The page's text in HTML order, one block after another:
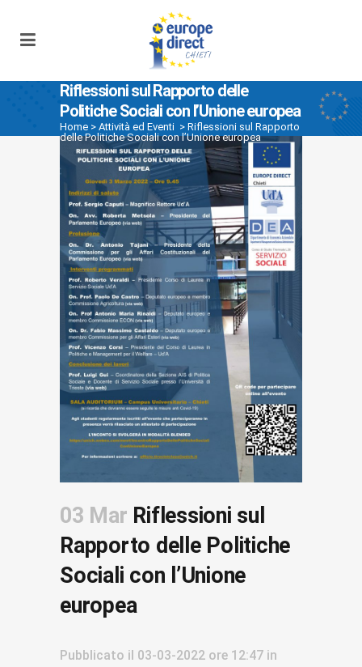
Riflessioni sul Rapporto delle
Politiche Sociali con l’Unione europea
Home > Attività ed Eventi > Riflessioni sul Rapporto
delle Politiche Sociali con l’Unione europea
03 Mar Riflessioni sul
Rapporto delle Politiche
Sociali con l’Unione
europea
Pubblicato il 03-03-2022 ore 12:47 in